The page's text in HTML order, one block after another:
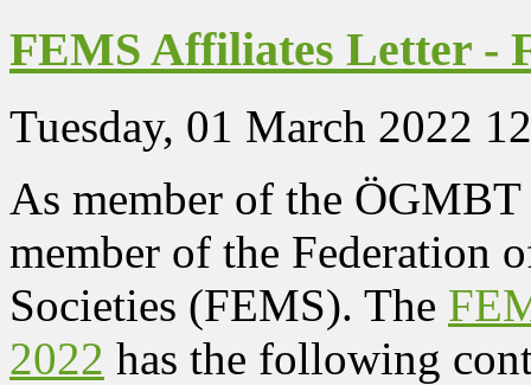
FEMS Affiliates Letter -
Tuesday, 01 March 2022
As member of the
member of the Federation
Societies (FEMS). The
2022 has the following